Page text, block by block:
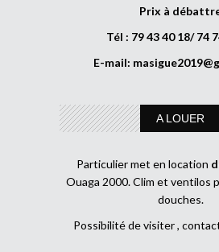
Prix à
Tél : 79 43 40 18/ 74
E-mail:
A LOUER
Particulier met en location
Ouaga 2000. Clim et ventilos
douches.
Possibilité de visiter ,